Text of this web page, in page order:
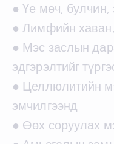
● Үе мөч, булчин,
● Лимфийн
● Мэс заслын
эдгэрэлтийг
● Целлюлитийн
эмчилгээнд
● Өөх соруулах